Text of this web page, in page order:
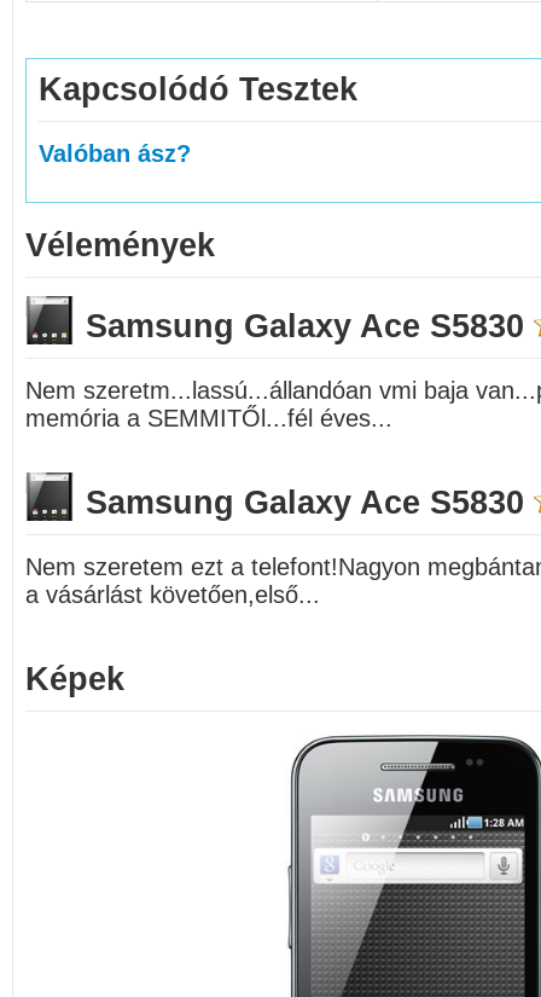
Kapcsolódó Tesztek
Valóban ász?
Vélemények
Samsung Galaxy Ace S5830
Nem szeretm...lassú...állandóan vmi baja
memória a SEMMITŐl...fél éves...
Samsung Galaxy Ace S5830
Nem szeretem ezt a telefont!Nagyon
a vásárlást követően,első...
Képek